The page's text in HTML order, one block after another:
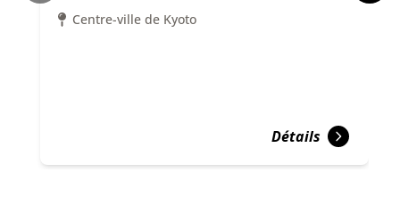
Centre-ville de Kyoto
Détails